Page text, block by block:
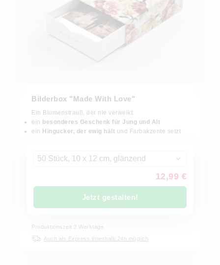
Bilderbox "Made With Love"
Ein Blumenstrauß, der nie verwelkt:
ein besonderes Geschenk für Jung und Alt
ein Hingucker, der ewig hält und Farbakzente setzt
50 Stück, 10 x 12 cm, glänzend
12,99 €
Jetzt gestalten!
Produktionszeit 2 Werktage
Auch als Express innerhalb 24h möglich